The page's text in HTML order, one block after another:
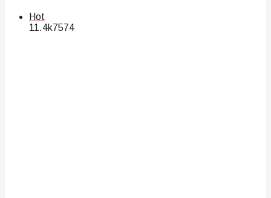
Hot
11.4k7574